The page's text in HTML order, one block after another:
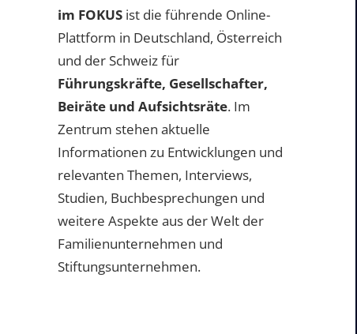
im FOKUS ist die führende Online-
Plattform in Deutschland, Österreich
und der Schweiz für
Führungskräfte, Gesellschafter,
Beiräte und Aufsichtsräte. Im
Zentrum stehen aktuelle
Informationen zu Entwicklungen und
relevanten Themen, Interviews,
Studien, Buchbesprechungen und
weitere Aspekte aus der Welt der
Familienunternehmen und
Stiftungsunternehmen.